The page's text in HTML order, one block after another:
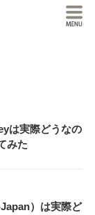
は実際どうなの
みた
）は実際ど